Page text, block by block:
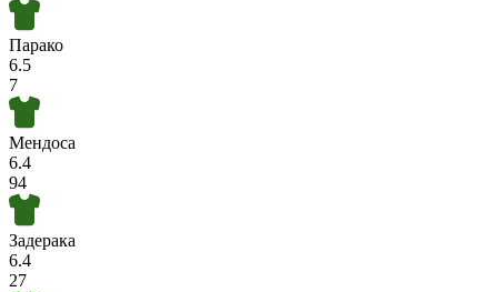
Парако
6.5
7
Мендоса
6.4
94
Задерака
6.4
27